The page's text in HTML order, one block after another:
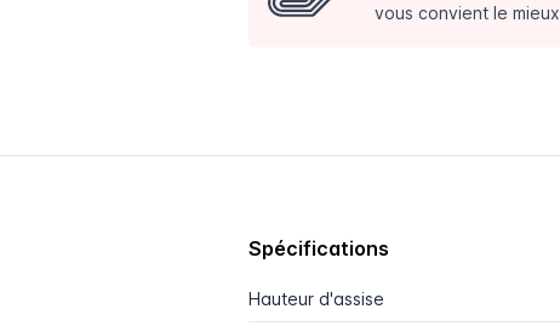
vous convient le mieux
Spécifications
Hauteur d'assise